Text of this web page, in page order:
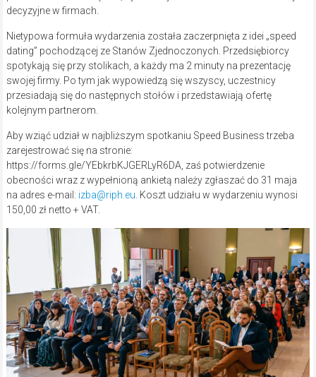
decyzyjne w firmach.
Nietypowa formuła wydarzenia została zaczerpnięta z idei „speed
dating” pochodzącej ze Stanów Zjednoczonych. Przedsiębiorcy
spotykają się przy stolikach, a każdy ma 2 minuty na prezentację
swojej firmy. Po tym jak wypowiedzą się wszyscy, uczestnicy
przesiadają się do następnych stołów i przedstawiają ofertę
kolejnym partnerom.
Aby wziąć udział w najbliższym spotkaniu Speed Business trzeba
zarejestrować się na stronie:
https://forms.gle/YEbkrbKJGERLyR6DA, zaś potwierdzenie
obecności wraz z wypełnioną ankietą należy zgłaszać do 31 maja
na adres e-mail: izba@riph.eu . Koszt udziału w wydarzeniu wynosi
150,00 zł netto + VAT.